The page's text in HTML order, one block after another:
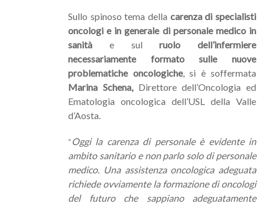
Sullo spinoso tema della carenza di specialisti
oncologi e in generale di personale medico in
sanità e sulruolo dell’infermiere
necessariamente formato sulle nuove
problematiche oncologiche, si è soffermata
Marina Schena,Direttore dell’Oncologia ed
Ematologia oncologica dell’USL della Valle
d’Aosta.
“Oggi la carenza di personale è evidente in
ambito sanitario e non parlo solo di personale
medico. Una assistenza oncologica adeguata
richiede ovviamente la formazione di oncologi
del futuro che sappiano adeguatamente